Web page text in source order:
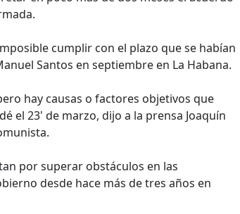
cumplir con el plazo que se habían
Santos en septiembre en La Habana.
hay causas o factores objetivos que
el 23' de marzo, dijo a la prensa Joaquín
por superar obstáculos en las
desde hace más de tres años en